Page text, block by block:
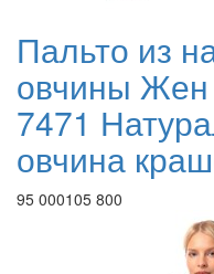
Пальто из
овчины Жен
7471
овчина
95 000105 800